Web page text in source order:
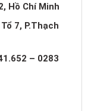
Hồ Chí Minh
7, P.Thạch
– 0283